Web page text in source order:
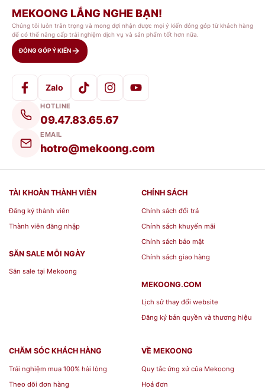
MEKOONG LẮNG NGHE BẠN!
Chúng tôi luôn trân trọng và mong đợi nhận được mọi ý kiến đóng góp từ khách hàng
để có thể nâng cấp trải nghiệm dịch vụ và sản phẩm tốt hơn nữa.
ĐÓNG GÓP Ý KIẾN
Zalo
HOTLINE
09.47.83.65.67
EMAIL
hotro@mekoong.com
TÀI KHOÀN THÀNH VIÊN
Đăng ký thành viên
Thành viên đăng nhập
SĂN SALE MỖI NGÀY
Săn sale tại Mekoong
CHÍNH SÁCH
Chính sách đổi trả
Chính sách khuyến mãi
Chính sách bảo mật
Chính sách giao hàng
MEKOONG.COM
Lịch sử thay đổi website
Đăng ký bản quyền và thương hiệu
CHĂM SÓC KHÁCH HÀNG
Trải nghiệm mua 100% hài lòng
Theo dõi đơn hàng
VỀ MEKOONG
Quy tắc ứng xử của Mekoong
Hoá đơn